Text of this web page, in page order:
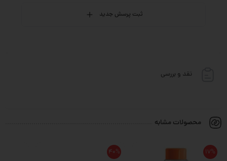
ثبت پرسش جدید
نقد و بررسی
محصولات مشابه
17%
40%